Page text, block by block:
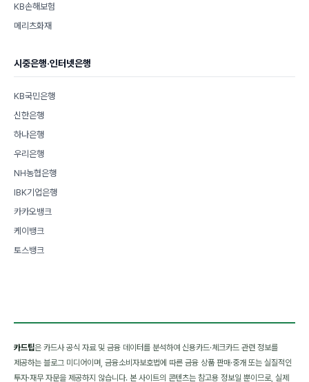
KB손해보험
메리츠화재
시중은행·인터넷은행
KB국민은행
신한은행
하나은행
우리은행
NH농협은행
IBK기업은행
카카오뱅크
케이뱅크
토스뱅크
카드팁은 카드사 공식 자료 및 금융 데이터를 분석하여 신용카드·체크카드 관련 정보를
제공하는 블로그 미디어이며, 금융소비자보호법에 따른 금융 상품 판매·중개 또는 실질적인
투자·재무 자문을 제공하지 않습니다. 본 사이트의 콘텐츠는 참고용 정보일 뿐이므로, 실제